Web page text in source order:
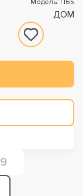
Модель: П65
ДОМ